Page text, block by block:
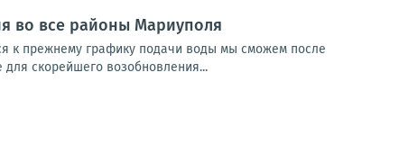
во все районы Мариуполя
к прежнему графику подачи воды мы сможем после
скорейшего возобновления...